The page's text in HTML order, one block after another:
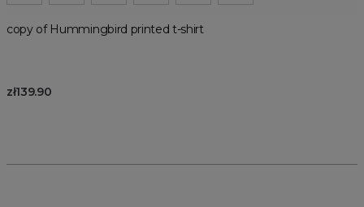
copy of Hummingbird printed t-shirt
zł139.90